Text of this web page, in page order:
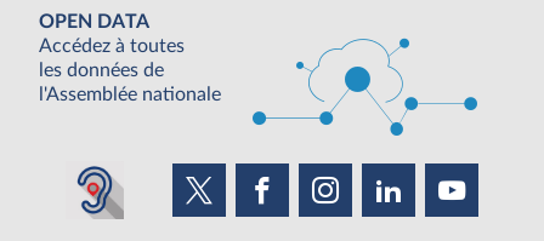
OPEN DATA
Accédez à toutes
les données de
l'Assemblée nationale